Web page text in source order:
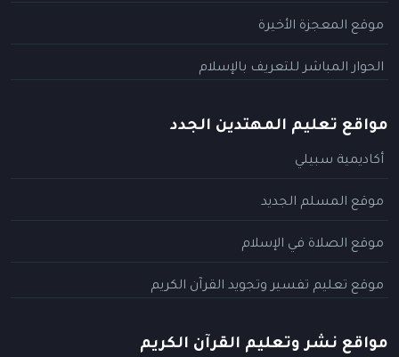
موقع المعجزة الأخيرة
الحوار المباشر للتعريف بالإسلام
مواقع تعليم المهتدين الجدد
أكاديمية سبيلي
موقع المسلم الجديد
موقع الصلاة في الإسلام
موقع تعليم تفسير وتجويد القرآن الكريم
مواقع نشر وتعليم القرآن الكريم